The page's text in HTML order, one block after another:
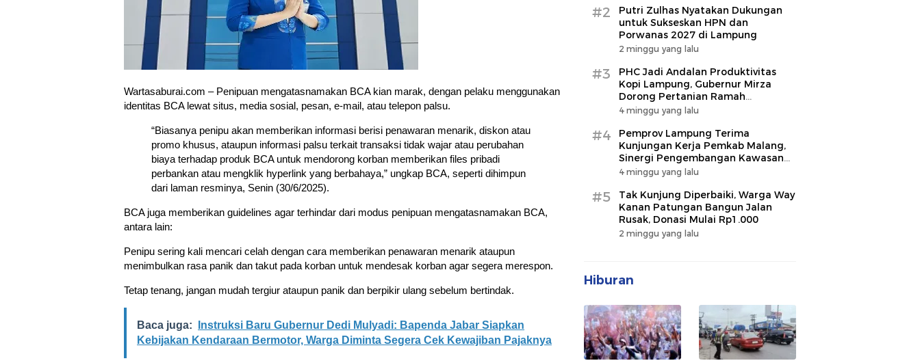
Wartasaburai.com – Penipuan mengatasnamakan BCA kian marak, dengan pelaku menggunakan
identitas BCA lewat situs, media sosial, pesan, e-mail, atau telepon palsu.
“Biasanya penipu akan memberikan informasi berisi penawaran menarik, diskon atau
promo khusus, ataupun informasi palsu terkait transaksi tidak wajar atau perubahan
biaya terhadap produk BCA untuk mendorong korban memberikan files pribadi
perbankan atau mengklik hyperlink yang berbahaya,” ungkap BCA, seperti dihimpun
dari laman resminya, Senin (30/6/2025).
BCA juga memberikan guidelines agar terhindar dari modus penipuan mengatasnamakan BCA,
antara lain:
Penipu sering kali mencari celah dengan cara memberikan penawaran menarik ataupun
menimbulkan rasa panik dan takut pada korban untuk mendesak korban agar segera merespon.
Tetap tenang, jangan mudah tergiur ataupun panik dan berpikir ulang sebelum bertindak.
Baca juga:
Instruksi Baru Gubernur Dedi Mulyadi: Bapenda Jabar Siapkan
Kebijakan Kendaraan Bermotor, Warga Diminta Segera Cek Kewajiban Pajaknya
#2
Putri Zulhas Nyatakan Dukungan
untuk Sukseskan HPN dan
Porwanas 2027 di Lampung
2 minggu yang lalu
#3
PHC Jadi Andalan Produktivitas
Kopi Lampung, Gubernur Mirza
Dorong Pertanian Ramah
Lingkungan
4 minggu yang lalu
#4
Pemprov Lampung Terima
Kunjungan Kerja Pemkab Malang,
Sinergi Pengembangan Kawasan
Industri dan Investasi
4 minggu yang lalu
#5
Tak Kunjung Diperbaiki, Warga Way
Kanan Patungan Bangun Jalan
Rusak, Donasi Mulai Rp1.000
2 minggu yang lalu
Hiburan